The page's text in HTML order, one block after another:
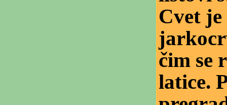
Cvet je
čim se
latice.